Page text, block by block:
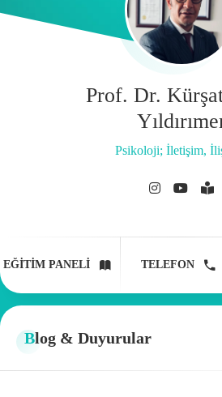
Prof. Dr.
Psikoloji; İletişim,
EĞITIM PANELI TELEFON
Blog & Duyurular